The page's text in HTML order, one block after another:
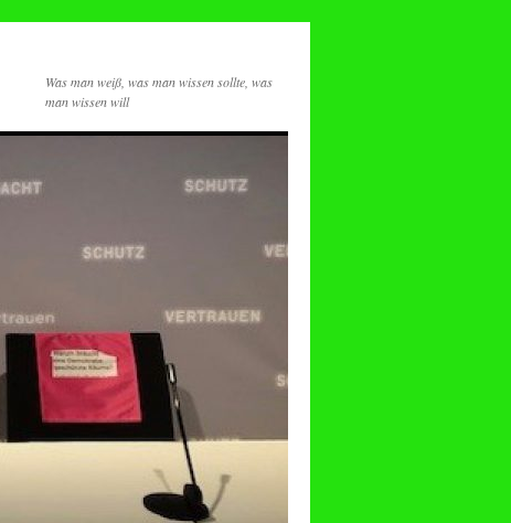
Was man weiß, was man wissen sollte, was
man wissen will